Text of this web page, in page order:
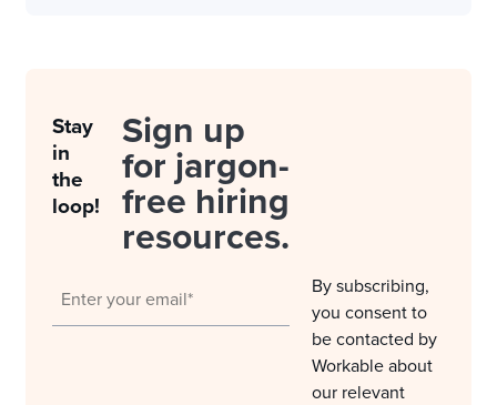
Stay
in
the
loop!
Sign up
for jargon-
free hiring
resources.
By subscribing,
you consent to
be contacted by
Workable about
our relevant